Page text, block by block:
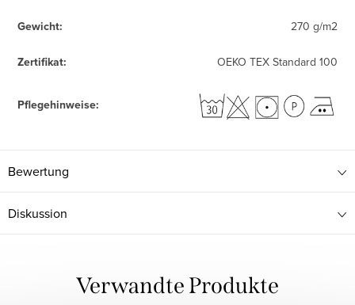
Gewicht: 270 g/m2
Zertifikat: OEKO TEX Standard 100
Pflegehinweise:
Bewertung
Diskussion
Verwandte Produkte